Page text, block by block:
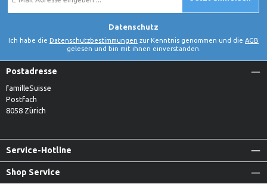
Datenschutz
Ich habe die Datenschutzbestimmungen zur Kenntnis genommen und die AGB
gelesen und bin mit ihnen einverstanden.
Postadresse
familleSuisse
Postfach
8058 Zürich
Service-Hotline
Shop Service